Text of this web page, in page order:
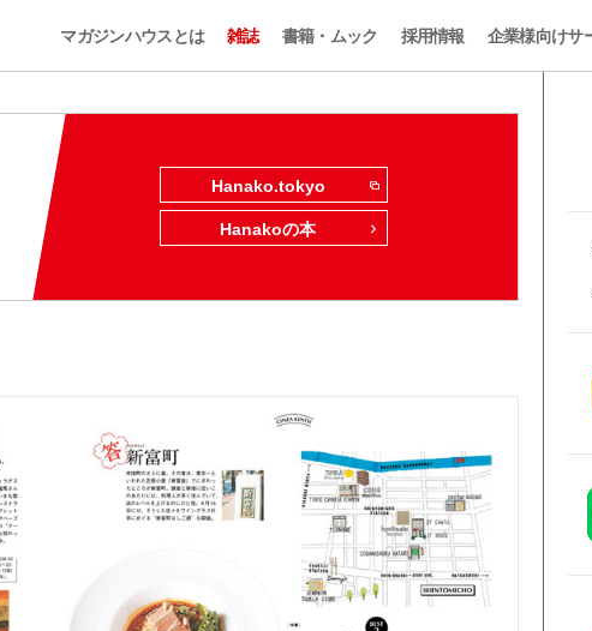
マガジンハウスとは 雑誌 書籍・ムック 採用情報 企業様向けサ
Hanako.tokyo
Hanakoの本